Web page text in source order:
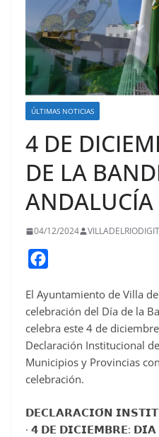
ÚLTIMAS NOTICIAS
4 DE
DE LA
ANDALUCÍA
04/12/2024
c
e
o
o
El Ayuntamiento de Villa
celebración del Día de la
celebra este 4 de
Declaración Institucional
Municipios y Provincias
celebración.
𝗗𝗘𝗖𝗟𝗔𝗥𝗔𝗖𝗜𝗢́𝗡
· 𝟰 𝗗𝗘 𝗗𝗜𝗖𝗜𝗘𝗠𝗕𝗥𝗘: